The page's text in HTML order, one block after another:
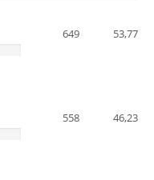
649 53,77
558 46,23